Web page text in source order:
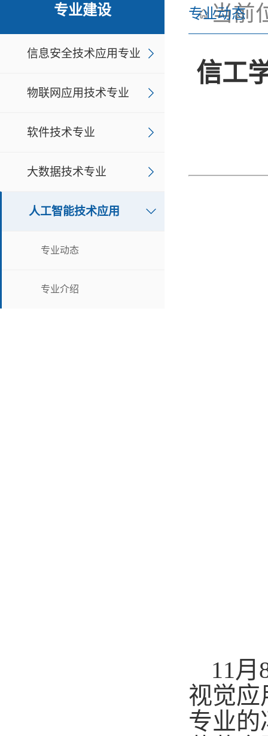
专业建设
信息安全技术应用专业
物联网应用技术专业
软件技术专业
大数据技术专业
人工智能技术应用
专业动态
专业介绍
专业动态
当前
信工
11
视觉应
专业的